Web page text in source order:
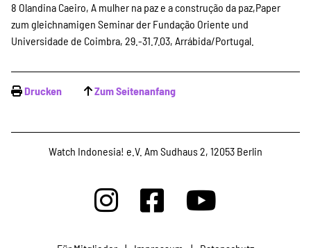
8 Olandina Caeiro, A mulher na paz e a construção da paz,Paper
zum gleichnamigen Seminar der Fundação Oriente und
Universidade de Coimbra, 29.-31.7.03, Arrábida/Portugal.
Drucken Zum Seitenanfang
Watch Indonesia! e.V. Am Sudhaus 2, 12053 Berlin